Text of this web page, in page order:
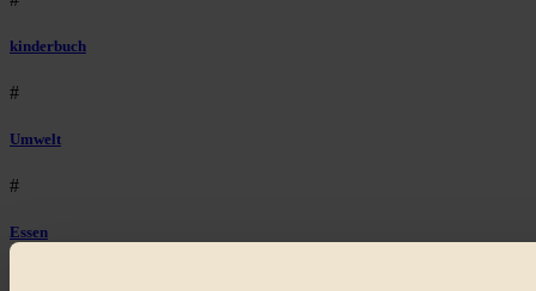
kinderbuch
#
Umwelt
#
Essen